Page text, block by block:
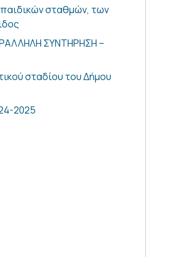
παιδικών σταθμών, των
ΣΥΝΤΗΡΗΣΗ –
σταδίου του Δήμου
2025